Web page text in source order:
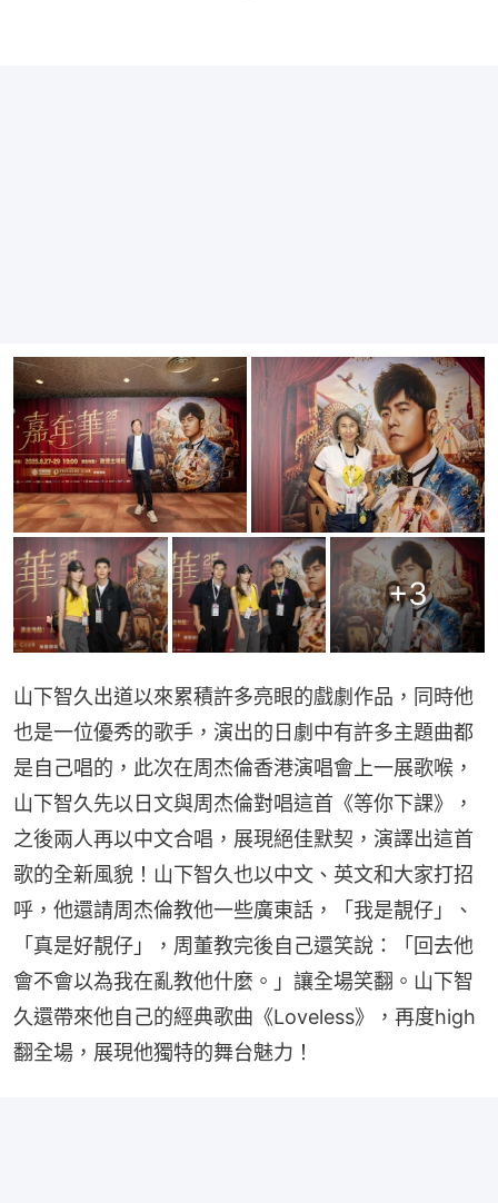
+3
山下智久出道以來累積許多亮眼的戲劇作品，同時他
也是一位優秀的歌手，演出的日劇中有許多主題曲都
是自己唱的，此次在周杰倫香港演唱會上一展歌喉，
山下智久先以日文與周杰倫對唱這首《等你下課》，
之後兩人再以中文合唱，展現絕佳默契，演譯出這首
歌的全新風貌！山下智久也以中文、英文和大家打招
呼，他還請周杰倫教他一些廣東話，「我是靚仔」、
「真是好靚仔」，周董教完後自己還笑說：「回去他
會不會以為我在亂教他什麼。」讓全場笑翻。山下智
久還帶來他自己的經典歌曲《Loveless》，再度high
翻全場，展現他獨特的舞台魅力！